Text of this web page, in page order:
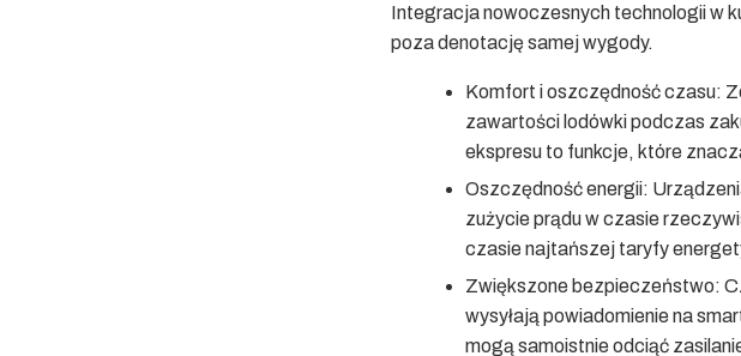
Integracja nowoczesnych technologii w
poza denotację samej wygody.
Komfort i oszczędność czasu:
zawartości lodówki podczas
ekspresu to funkcje, które
Oszczędność energii:
zużycie prądu w czasie
czasie najtańszej taryfy
Zwiększone bezpieczeństwo:
wysyłają powiadomienie na
mogą samoistnie odciąć